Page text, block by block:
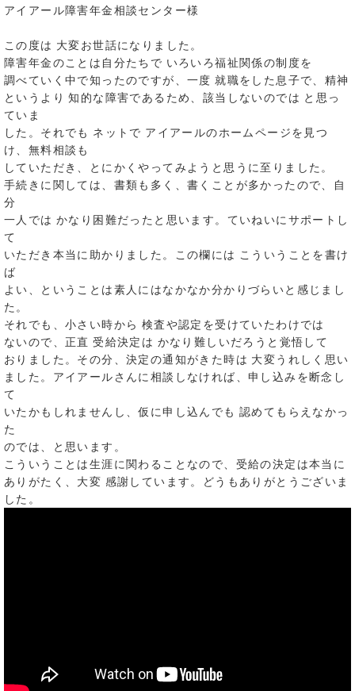
アイアール障害年金相談センター様
この度は 大変お世話になりました。
障害年金のことは自分たちで いろいろ福祉関係の制度を
調べていく中で知ったのですが、一度 就職をした息子で、精神
というより 知的な障害であるため、該当しないのでは と思っ
ていま
した。それでも ネットで アイアールのホームページを見つ
け、無料相談も
していただき、とにかくやってみようと思うに至りました。
手続きに関しては、書類も多く、書くことが多かったので、自
分
一人では かなり困難だったと思います。ていねいにサポートし
て
いただき本当に助かりました。この欄には こういうことを書け
ば
よい、ということは素人にはなかなか分かりづらいと感じまし
た。
それでも、小さい時から 検査や認定を受けていたわけでは
ないので、正直 受給決定は かなり難しいだろうと覚悟して
おりました。その分、決定の通知がきた時は 大変うれしく思い
ました。アイアールさんに相談しなければ、申し込みを断念し
て
いたかもしれませんし、仮に申し込んでも 認めてもらえなかっ
た
のでは、と思います。
こういうことは生涯に関わることなので、受給の決定は本当に
ありがたく、大変 感謝しています。どうもありがとうございま
した。